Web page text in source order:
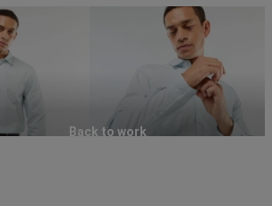
Back to work